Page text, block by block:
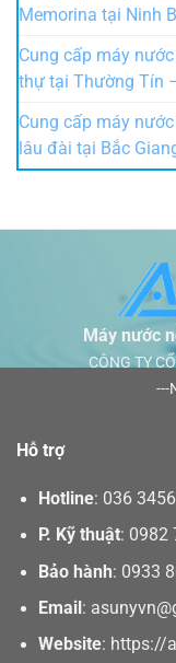
Memorina tại Ninh
Cung cấp máy
thự tại Thường Tín
Cung cấp máy
lâu đài tại Bắc
Máy nước
CÔNG TY
---
Hỗ trợ
Hotline: 036
P. Kỹ thuật: 0982
Bảo hành: 0933
Email :
Website: https://